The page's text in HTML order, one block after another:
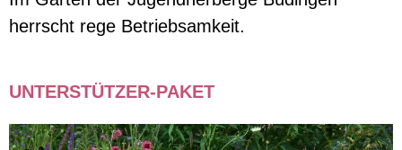
herrscht rege Betriebsamkeit.
UNTERSTÜTZER-PAKET